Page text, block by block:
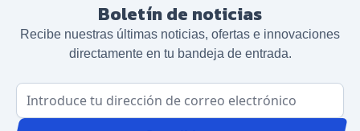
Boletín de noticias
Recibe nuestras últimas noticias, ofertas e innovaciones
directamente en tu bandeja de entrada.
Dirección de correo electrónico